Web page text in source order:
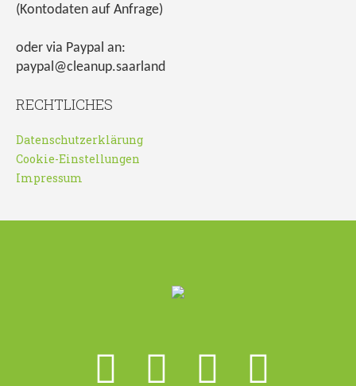
(Kontodaten auf Anfrage)
oder via Paypal an:
paypal@cleanup.saarland
RECHTLICHES
Datenschutzerklärung
Cookie-Einstellungen
Impressum